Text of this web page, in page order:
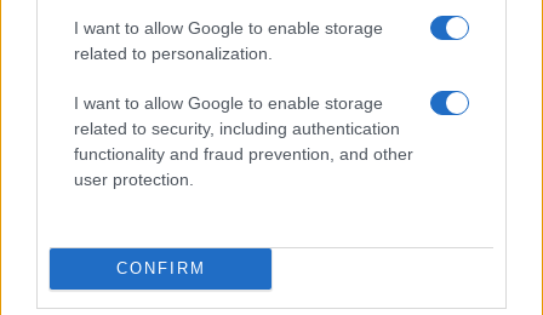
I want to allow Google to enable storage
related to personalization.
I want to allow Google to enable storage
related to security, including authentication
functionality and fraud prevention, and other
user protection.
CONFIRM
Számos népszerű Samsung Galaxy készülék kimarad a One
UI 9 frissítésből – itt a lista az érintett modellekről
iPhone 18 bemutató dátum - ekkor rántja le a leplet az
Apple az új csúcsmobilokról
Az Android rejtett automatizmusai: hat funkció, amely
észrevétlenül könnyíti meg a mindennapokat
mobilhasználatot – sokan mégsem tudnak róla